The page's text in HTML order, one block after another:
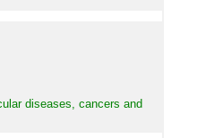
diseases, cancers and